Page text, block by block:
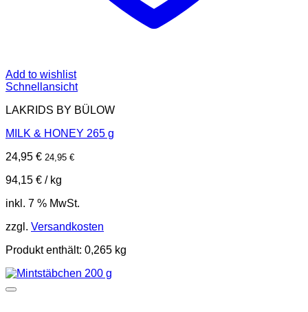
Add to wishlist
Schnellansicht
LAKRIDS BY BÜLOW
MILK & HONEY 265 g
24,95 € 24,95 €
94,15 € / kg
inkl. 7 % MwSt.
zzgl. Versandkosten
Produkt enthält: 0,265 kg